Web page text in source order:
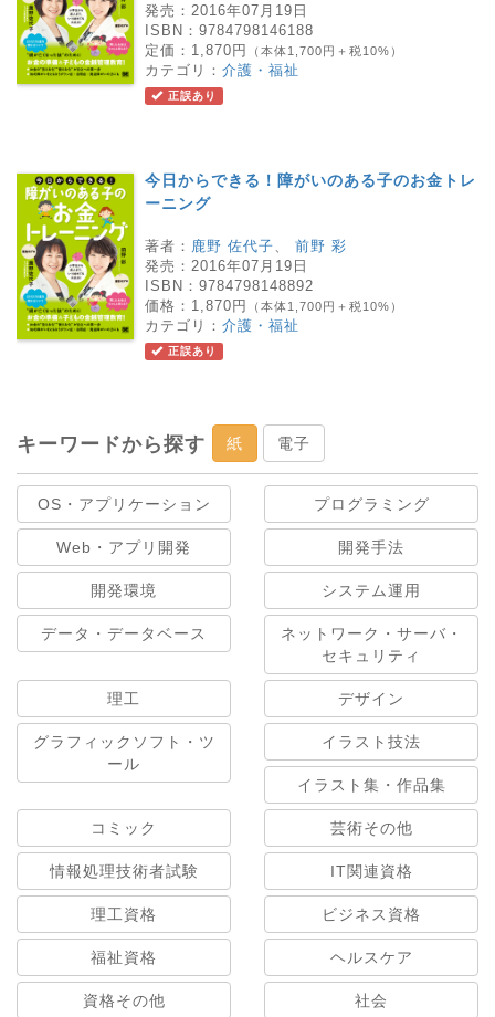
発売： 2016年07月19日
ISBN： 9784798146188
定価： 1,870円 （本体1,700円＋税10%）
カテゴリ： 介護・福祉
正誤あり
今日からできる！障がいのある子のお金トレ
ーニング
著者： 鹿野 佐代子
前野 彩
発売： 2016年07月19日
ISBN： 9784798148892
価格： 1,870円 （本体1,700円＋税10%）
カテゴリ： 介護・福祉
正誤あり
キーワードから探す 紙 電子
OS・アプリケーション プログラミング
Web・アプリ開発 開発手法
開発環境 システム運用
データ・データベース
ネットワーク・サーバ・
セキュリティ
理工 デザイン
グラフィックソフト・ツ
ール
イラスト技法
イラスト集・作品集
コミック 芸術その他
情報処理技術者試験 IT関連資格
理工資格 ビジネス資格
福祉資格 ヘルスケア
資格その他 社会